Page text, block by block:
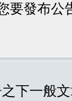
要發布
下一般